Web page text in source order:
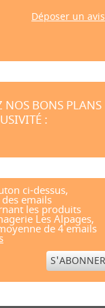
Déposer un avis
NOS BONS PLANS
:
ci-dessus,
emails
les produits
Les Alpages,
de 4 emails